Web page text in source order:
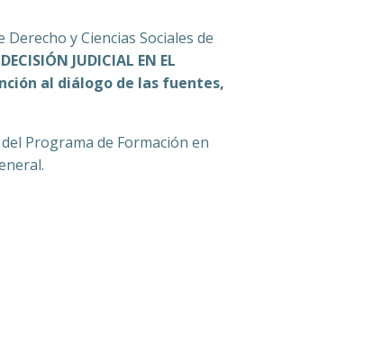
y Ciencias Sociales de
JUDICIAL EN EL
al diálogo de las fuentes,
Programa de Formación en